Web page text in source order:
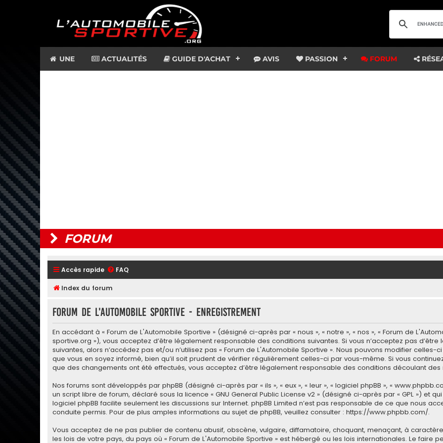
UNE ACTUALITÉS GUIDE D'ACHAT AVIS PASSION FORUM
FORUM
Accès rapide FAQ
Index du forum
Forum de L'Automobile Sportive - Enregistrement
En accédant à « Forum de L'Automobile Sportive » (désigné ci-après par « nous », « notre », « nos », « Forum de
sportive.org »), vous acceptez d’être légalement responsable des conditions suivantes. Si vous n’acceptez pas
suivantes, alors n’accédez pas et/ou n’utilisez pas « Forum de L'Automobile Sportive ». Nous pouvons modifier
que vous en soyez informé, bien qu’il soit prudent de vérifier régulièrement celles-ci par vous-même. Si vous
que des changements ont été effectués, vous acceptez d’être légalement responsable des conditions découlant
Nos forums sont développés par phpBB (désigné ci-après par « ils », « eux », « leur », « logiciel phpBB », «
un script libre de forum, déclaré sous la licence « GNU General Public License v2 » (désigné ci-après par « GPL ») et
logiciel phpBB facilite seulement les discussions sur Internet. phpBB Limited n’est pas responsable de ce que nous
conduite permis. Pour de plus amples informations au sujet de phpBB, veuillez consulter : https://www.phpbb.com/.
Vous acceptez de ne pas publier de contenu abusif, obscène, vulgaire, diffamatoire, choquant, menaçant, à
les lois de votre pays, du pays où « Forum de L'Automobile Sportive » est hébergé ou les lois internationales. Le faire